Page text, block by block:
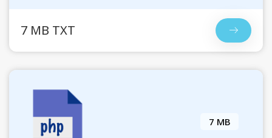
7 MB TXT
7 MB